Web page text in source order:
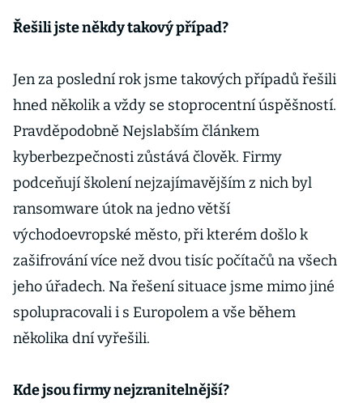
Řešili jste někdy takový případ?
Jen za poslední rok jsme takových případů řešili
hned několik a vždy se stoprocentní úspěšností.
Pravděpodobně Nejslabším článkem
kyberbezpečnosti zůstává člověk. Firmy
podceňují školení nejzajímavějším z nich byl
ransomware útok na jedno větší
východoevropské město, při kterém došlo k
zašifrování více než dvou tisíc počítačů na všech
jeho úřadech. Na řešení situace jsme mimo jiné
spolupracovali i s Europolem a vše během
několika dní vyřešili.
Kde jsou firmy nejzranitelnější?